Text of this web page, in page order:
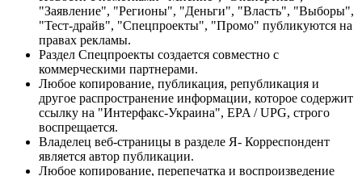
"Заявление", "Регионы", "Деньги", "Власть", "Выборы",
"Тест-драйв", "Спецпроекты", "Промо" публикуются на
правах рекламы.
Раздел Спецпроекты создается совместно с
коммерческими партнерами.
Любое копирование, публикация, републикация и
другое распространение информации, которое содержит
ссылку на "Интерфакс-Украина", EPA / UPG, строго
воспрещается.
Владелец веб-страницы в разделе Я- Корреспондент
является автор публикации.
Любое копирование, перепечатка и воспроизведение